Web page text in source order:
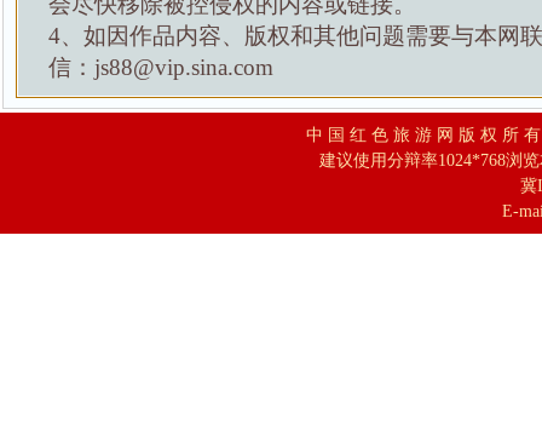
4、如因作品内容、版权和其他问题需要与本网
信：js88@vip.sina.com
中 国 红 色 旅 游 网 版 权 所
建议使用分辩率1024*768浏
冀
E-